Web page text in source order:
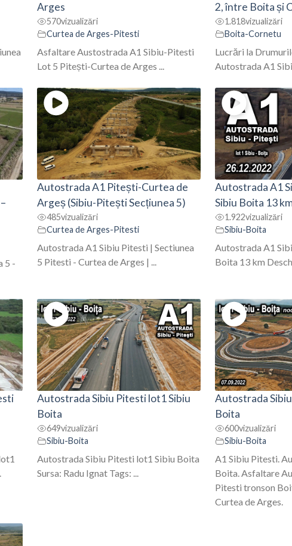
Arges
570vizualizări
Curtea de Arges-Pitesti
Asfaltare Austostrada A1 Sibiu-Pitesti
Lot 5 Pitești-Curtea de Arges ...
2, între Boita și
1.818vizualizări
Boita-Cornetu
Lucrări la
Autostrada A1
5 -
Autostrada A1 Pitești-Curtea de
Argeș (Sibiu-Pitești Secțiunea 5)
485vizualizări
Curtea de Arges-Pitesti
Autostrada A1 Sibiu Pitesti | Sectiunea
5 Pitesti - Curtea de Arges | ...
Autostrada A1
Sibiu Boita 13
1.922vizualizări
Sibiu-Boita
Autostrada A1
Boita 13 km
Autostrada Sibiu Pitesti lot1 Sibiu
Boita
649vizualizări
Sibiu-Boita
Autostrada Sibiu Pitesti lot1 Sibiu Boita
Sursa: Radu Ignat Tags: ...
Autostrada
Boita
600vizualizări
Sibiu-Boita
A1 Sibiu Pitesti.
Boita. Asfaltare
Pitesti tronson
Curtea de Arges.